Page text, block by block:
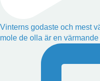
Vinterns godaste och mest
mole de olla är en